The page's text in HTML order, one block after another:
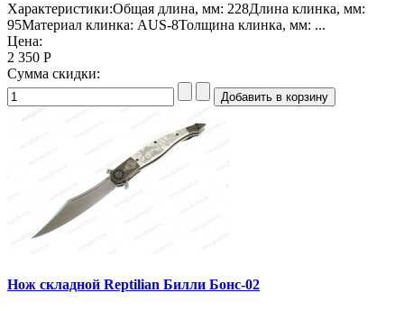
Характеристики:Общая длина, мм: 228Длина клинка, мм:
95Материал клинка: AUS-8Толщина клинка, мм: ...
Цена:
2 350 Р
Сумма скидки:
Нож складной Reptilian Билли Бонс-02